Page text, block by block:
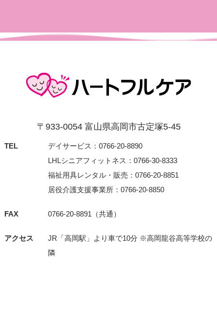
〒933-0054 富⼭県⾼岡市古定塚5-45
TEL
デイサービス：0766-20-8890
LHLシニアフィットネス：0766-30-8333
福祉用具レンタル・販売：0766-20-8851
居役介護支援事業所：0766-20-8850
FAX 0766-20-8891（共通）
アクセス
JR「⾼岡駅」より⾞で10分 ※⾼岡⿓⾕⾼等学校の
隣